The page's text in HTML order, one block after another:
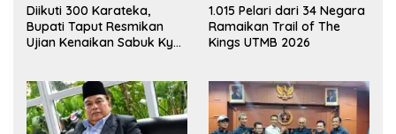
Diikuti 300 Karateka,
Bupati Taput Resmikan
Ujian Kenaikan Sabuk Kyu
1.015 Pelari dari 34 Negara
Ramaikan Trail of The
Kings UTMB 2026